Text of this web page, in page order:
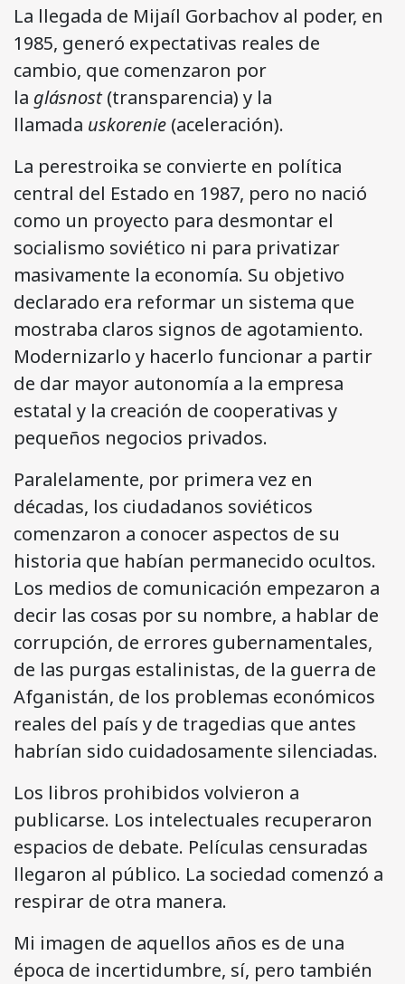
La llegada de Mijaíl Gorbachov al poder, en
1985, generó expectativas reales de
cambio, que comenzaron por
la glásnost(transparencia) y la
llamada uskorenie (aceleración).
La perestroika se convierte en política
central del Estado en 1987, pero no nació
como un proyecto para desmontar el
socialismo soviético ni para privatizar
masivamente la economía. Su objetivo
declarado era reformar un sistema que
mostraba claros signos de agotamiento.
Modernizarlo y hacerlo funcionar a partir
de dar mayor autonomía a la empresa
estatal y la creación de cooperativas y
pequeños negocios privados.
Paralelamente, por primera vez en
décadas, los ciudadanos soviéticos
comenzaron a conocer aspectos de su
historia que habían permanecido ocultos.
Los medios de comunicación empezaron a
decir las cosas por su nombre, a hablar de
corrupción, de errores gubernamentales,
de las purgas estalinistas, de la guerra de
Afganistán, de los problemas económicos
reales del país y de tragedias que antes
habrían sido cuidadosamente silenciadas.
Los libros prohibidos volvieron a
publicarse. Los intelectuales recuperaron
espacios de debate. Películas censuradas
llegaron al público. La sociedad comenzó a
respirar de otra manera.
Mi imagen de aquellos años es de una
época de incertidumbre, sí, pero también